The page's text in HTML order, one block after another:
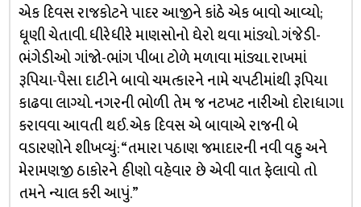
એક દિવસ રાજકોટને પાદર આજીને કાંઠે એક બાવો આવ્યો;
ધૂણી ચેતાવી. ધીરેધીરે માણસોનો ઘેરો થવા માંડ્યો. ગંજેડી-
ભંગેડીઓ ગાંજો-ભાંગ પીબા ટોળે મળાવા માંડ્યા. રાખમાં
રૂપિયા-પૈસા દાટીને બાવો ચમત્કારને નામે ચપટીમાંથી રૂપિયા
કાઢવા લાગ્યો. નગરની ભોળી તેમ જ નટખટ નારીઓ દોરાધાગા
કરાવવા આવતી થઈ. એક દિવસ એ બાવાએ રાજની બે
વડારણોને શીખવ્યું: “તમારા પઠાણ જમાદારની નવી વહુ અને
મેરામણજી ઠાકોરને હીણો વહેવાર છે એવી વાત ફેલાવો તો
તમને ન્યાલ કરી આપું.”